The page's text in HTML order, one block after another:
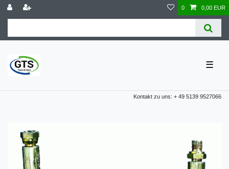
0 0,00 EUR
☰
Kontakt zu uns: + 49 5139 9527066